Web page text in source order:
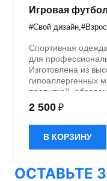
Игровая
#Свой дизайн
Спортивная
для
Изготовлена из
гипоаллергенных
пропиткой,
быстрое
эластичностью в 5
дизайном.
2 500 ₽
В КОРЗИНУ
ОСТАВЬТЕ